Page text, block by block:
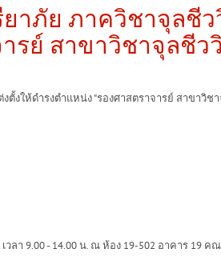
าภัย ภาควิชาจุลชีว
รย์ สาขาวิชาจุลชีว
ห้ดำรงตำแหน่ง "รองศาสตราจารย์ สาขาวิชา
9.00 - 14.00 น. ณ ห้อง 19-502 อาคาร 19 ค